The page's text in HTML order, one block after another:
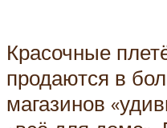
Красочные
продаются в
магазинов